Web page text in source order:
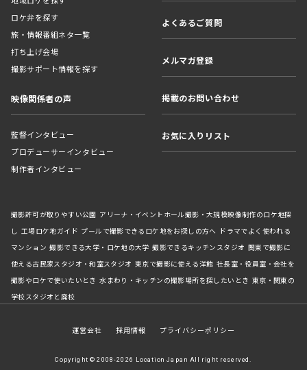
ロケ弁を探す
旅・情報番組ネタ一覧
打ち上げ会場
撮影サポート情報を探す
映像関係者の声
監督インタビュー
プロデューサーインタビュー
制作者インタビュー
よくあるご質問
メルマガ登録
掲載のお問い合わせ
お気に入りリスト
撮影許可が取りやすい公園 アリーナ・イベントホール撮影・大規模映像制作のロケ地探
し 工場ロケ地ガイド プールで撮影できるロケ地をお探しの方へ ドラマでよく使われる
マンション 撮影できる大学・ロケ地の大学 撮影できるキッチンスタジオ 関東で撮影に
使える古民家スタジオ・和室スタジオ 東京で撮影に使える洋館 社長室・役員室・会社を
撮影やロケで使いたいとき 水まわり・キッチンの撮影場所を探したいとき 東京・関東の
学校スタジオと廃校
運営会社 採用情報 プライバシーポリシー
Copyright © 2008-2026 Location Japan All right reserved.